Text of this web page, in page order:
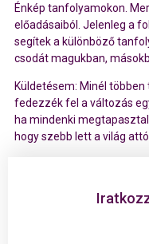
Énkép tanfolyamokon.
előadásaiból. Jelenleg a
segítek a különböző
csodát magukban,
Küldetésem: Minél
fedezzék fel a változás
ha mindenki
hogy szebb lett a világ